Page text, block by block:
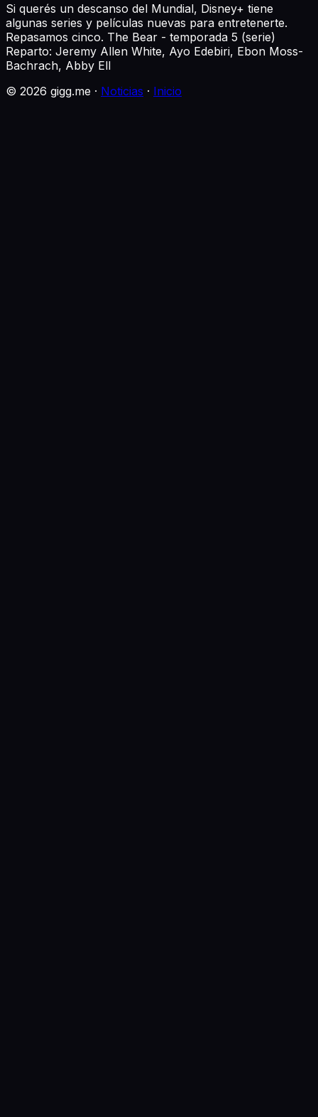
Si querés un descanso del Mundial, Disney+ tiene
algunas series y películas nuevas para entretenerte.
Repasamos cinco. The Bear - temporada 5 (serie)
Reparto: Jeremy Allen White, Ayo Edebiri, Ebon Moss-
Bachrach, Abby Ell
© 2026 gigg.me · Noticias · Inicio